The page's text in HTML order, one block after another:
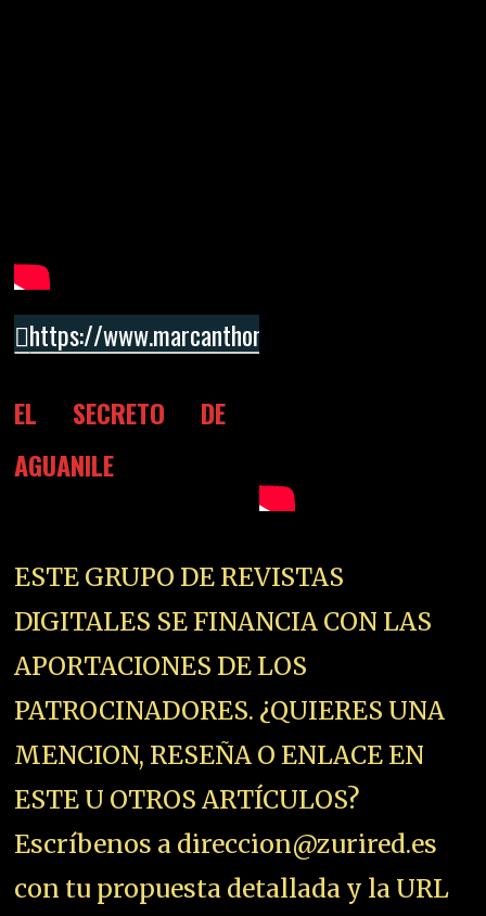
https://www.marcanthonyonline.com/
EL SECRETO DE
AGUANILE
ESTE GRUPO DE REVISTAS
DIGITALES SE FINANCIA CON LAS
APORTACIONES DE LOS
PATROCINADORES. ¿QUIERES UNA
MENCION, RESEÑA O ENLACE EN
ESTE U OTROS ARTÍCULOS?
Escríbenos a direccion@zurired.es
con tu propuesta detallada y la URL